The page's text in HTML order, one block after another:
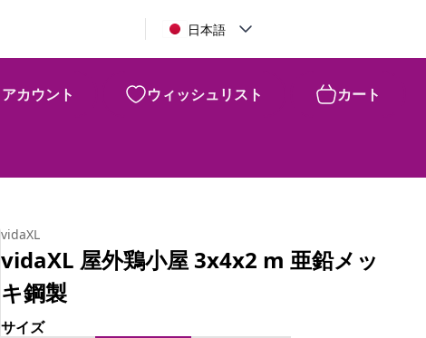
日本語
アカウント ウィッシュリスト カート
vidaXL
vidaXL 屋外鶏小屋 3x4x2 m 亜鉛メッ
キ鋼製
サイズ